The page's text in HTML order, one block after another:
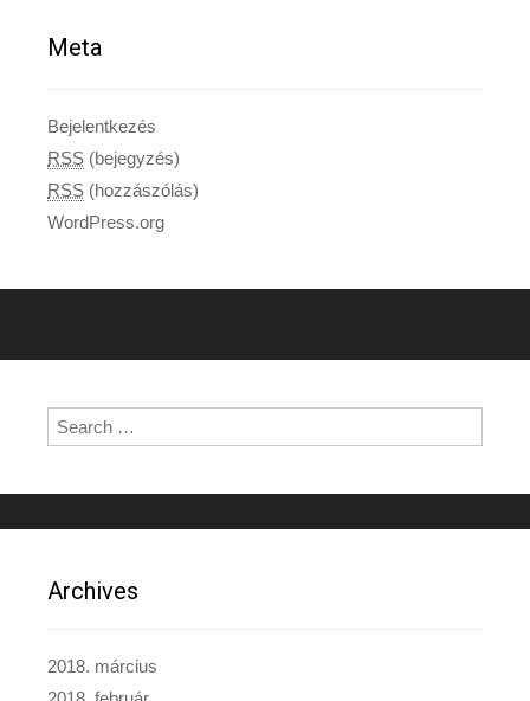
Meta
Bejelentkezés
RSS (bejegyzés)
RSS (hozzászólás)
WordPress.org
Search for:
Archives
2018. március